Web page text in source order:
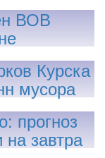
ВОВ
Курска
мусора
прогноз
на завтра